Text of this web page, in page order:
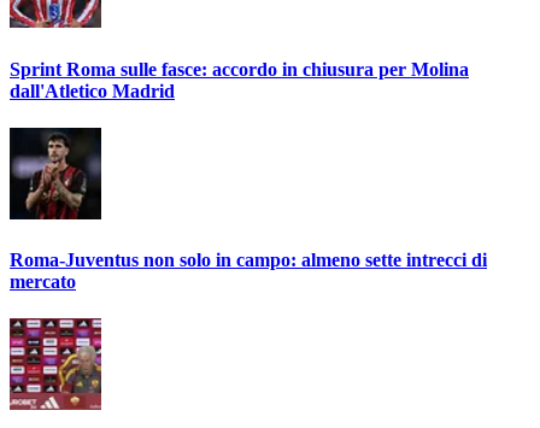
Sprint Roma sulle fasce: accordo in chiusura per Molina
dall'Atletico Madrid
Roma-Juventus non solo in campo: almeno sette intrecci di
mercato